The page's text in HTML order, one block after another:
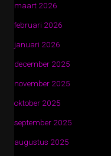
maart 2026
februari 2026
januari 2026
december 2025
november 2025
oktober 2025
september 2025
augustus 2025